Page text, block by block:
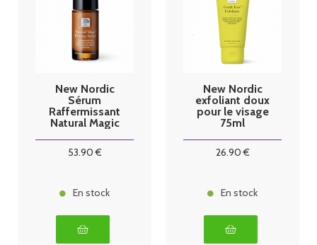
New Nordic
Sérum
Raffermissant
Natural Magic
53.90€
En stock
New Nordic
exfoliant doux
pour le visage
75ml
26.90€
En stock